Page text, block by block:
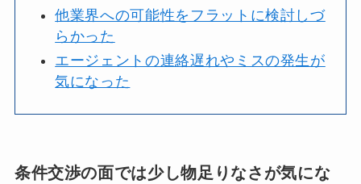
他業界への可能性をフラットに検討しづ
らかった
エージェントの連絡遅れやミスの発生が
気になった
条件交渉の面では少し物足りなさが気にな